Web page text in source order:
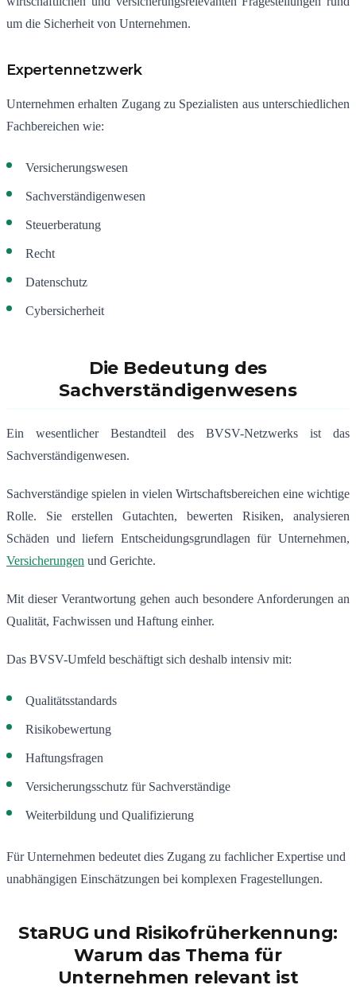
um die Sicherheit von Unternehmen.
Expertennetzwerk
Unternehmen erhalten Zugang zu Spezialisten aus unterschiedlichen
Fachbereichen wie:
Versicherungswesen
Sachverständigenwesen
Steuerberatung
Recht
Datenschutz
Cybersicherheit
Die Bedeutung des
Sachverständigenwesens
Ein wesentlicher Bestandteil des BVSV-Netzwerks ist das
Sachverständigenwesen.
Sachverständige spielen in vielen Wirtschaftsbereichen eine wichtige
Rolle. Sie erstellen Gutachten, bewerten Risiken, analysieren
Schäden und liefern Entscheidungsgrundlagen für Unternehmen,
Versicherungen und Gerichte.
Mit dieser Verantwortung gehen auch besondere Anforderungen an
Qualität, Fachwissen und Haftung einher.
Das BVSV-Umfeld beschäftigt sich deshalb intensiv mit:
Qualitätsstandards
Risikobewertung
Haftungsfragen
Versicherungsschutz für Sachverständige
Weiterbildung und Qualifizierung
Für Unternehmen bedeutet dies Zugang zu fachlicher Expertise und
unabhängigen Einschätzungen bei komplexen Fragestellungen.
StaRUG und Risikofrüherkennung:
Warum das Thema für
Unternehmen relevant ist